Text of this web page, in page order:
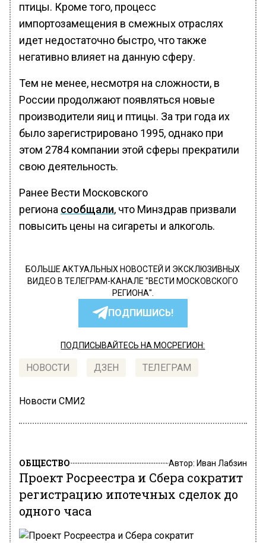
птицы. Кроме того, процесс
импортозамещения в смежных отраслях
идет недостаточно быстро, что также
негативно влияет на данную сферу.
Тем не менее, несмотря на сложности, в
России продолжают появляться новые
производители яиц и птицы. За три года их
было зарегистрировано 1995, однако при
этом 2784 компании этой сферы прекратили
свою деятельность.
Ранее Вести Московского
региона сообщали, что Минздрав призвали
повысить цены на сигареты и алкоголь.
БОЛЬШЕ АКТУАЛЬНЫХ НОВОСТЕЙ И ЭКСКЛЮЗИВНЫХ
ВИДЕО В ТЕЛЕГРАМ-КАНАЛЕ "ВЕСТИ МОСКОВСКОГО
РЕГИОНА".
ПОДПИШИСЬ!
ПОДПИСЫВАЙТЕСЬ НА МОСРЕГИОН:
НОВОСТИ ДЗЕН ТЕЛЕГРАМ
Новости СМИ2
ОБЩЕСТВО Автор: Иван Лабзин
Проект Росреестра и Сбера сократит
регистрацию ипотечных сделок до
одного часа